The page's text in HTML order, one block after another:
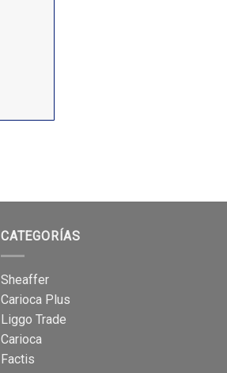
CATEGORÍAS
Sheaffer
Carioca Plus
Liggo Trade
Carioca
Factis